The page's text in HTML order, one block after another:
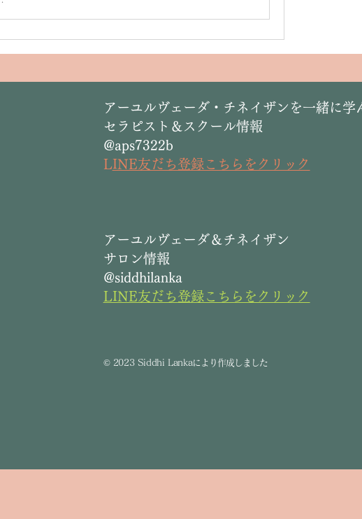
アーユルヴェーダ・チネイザンを一緒に学
セラピスト＆スクール情報
@aps7322b
LINE友だち登録こちらをクリック
​アーユルヴェーダ＆チネイザン
サロン情報
@siddhilanka
LINE友だち登録こちらをクリック
©2023 Siddhi Lankaにより作成しました